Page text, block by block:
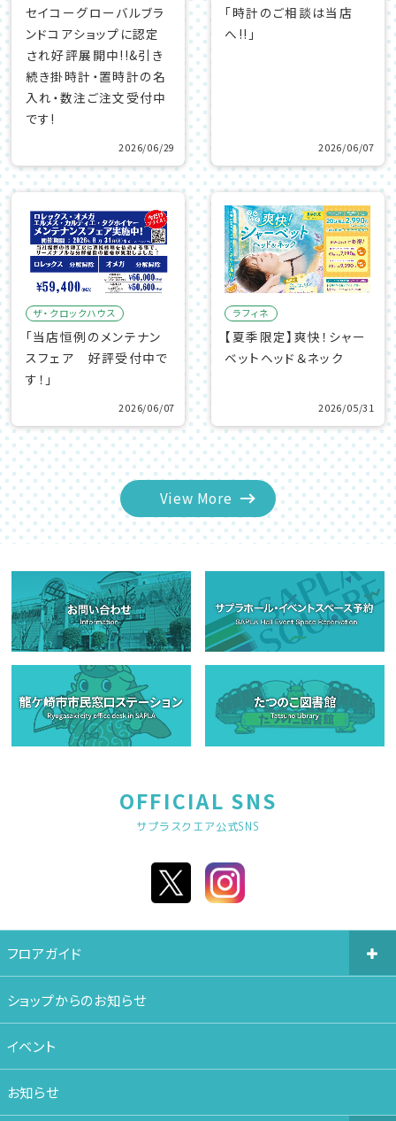
セイコーグローバルブラ
ンドコアショップに認定
され好評展開中!!&引き
続き掛時計・置時計の名
入れ・数注ご注文受付中
です!
2026/06/29
「時計のご相談は当店
へ!!」
2026/06/07
ザ・クロックハウス
「当店恒例のメンテナン
スフェア 好評受付中で
す！」
2026/06/07
ラフィネ
【夏季限定】爽快！シャー
ベットヘッド＆ネック
2026/05/31
View More
OFFICIAL SNS
サプラスクエア公式SNS
フロアガイド
ショップからのお知らせ
イベント
お知らせ